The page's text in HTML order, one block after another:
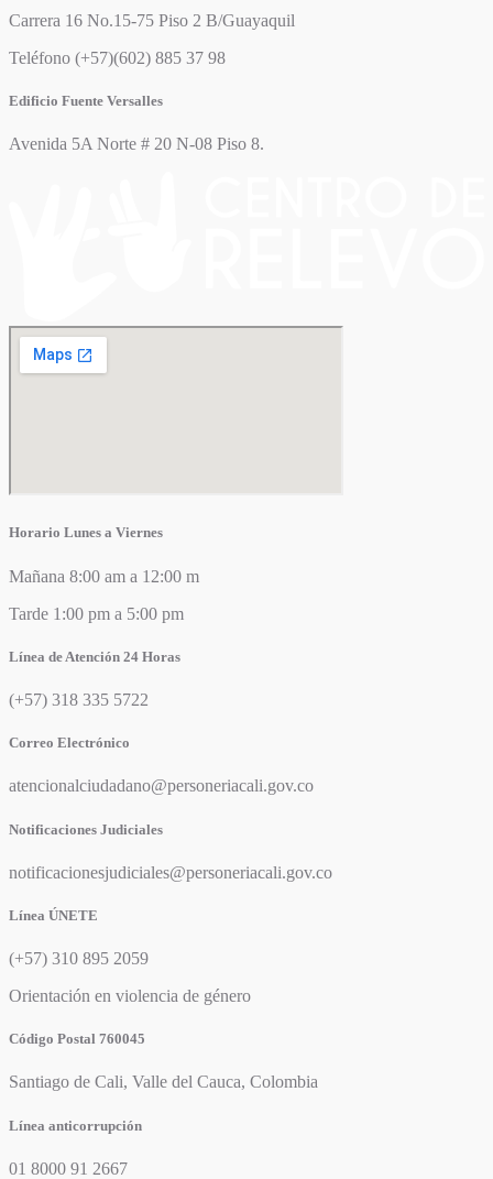
Carrera 16 No.15-75 Piso 2 B/Guayaquil
Teléfono (+57)(602) 885 37 98
Edificio Fuente Versalles
Avenida 5A Norte # 20 N-08 Piso 8.
Horario Lunes a Viernes
Mañana 8:00 am a 12:00 m
Tarde 1:00 pm a 5:00 pm
Línea de Atención 24 Horas
(+57) 318 335 5722
Correo Electrónico
atencionalciudadano@personeriacali.gov.co
Notificaciones Judiciales
notificacionesjudiciales@personeriacali.gov.co
Línea ÚNETE
(+57) 310 895 2059
Orientación en violencia de género
Código Postal 760045
Santiago de Cali, Valle del Cauca, Colombia
Línea anticorrupción
01 8000 91 2667